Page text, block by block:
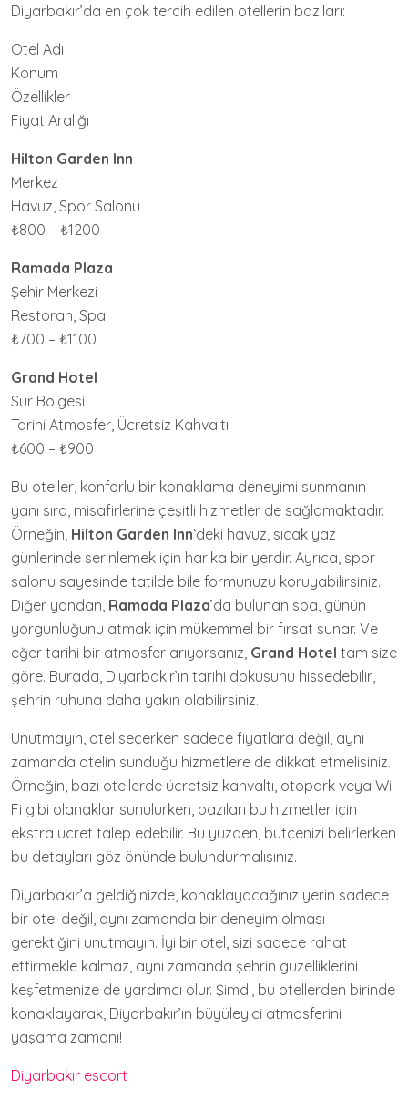
Diyarbakır’da en çok tercih edilen otellerin bazıları:
Otel Adı
Konum
Özellikler
Fiyat Aralığı
Hilton Garden Inn
Merkez
Havuz, Spor Salonu
₺800 – ₺1200
Ramada Plaza
Şehir Merkezi
Restoran, Spa
₺700 – ₺1100
Grand Hotel
Sur Bölgesi
Tarihi Atmosfer, Ücretsiz Kahvaltı
₺600 – ₺900
Bu oteller, konforlu bir konaklama deneyimi sunmanın
yanı sıra, misafirlerine çeşitli hizmetler de sağlamaktadır.
Örneğin, Hilton Garden Inn‘deki havuz, sıcak yaz
günlerinde serinlemek için harika bir yerdir. Ayrıca, spor
salonu sayesinde tatilde bile formunuzu koruyabilirsiniz.
Diğer yandan, Ramada Plaza’da bulunan spa, günün
yorgunluğunu atmak için mükemmel bir fırsat sunar. Ve
eğer tarihi bir atmosfer arıyorsanız, Grand Hotel tam size
göre. Burada, Diyarbakır’ın tarihi dokusunu hissedebilir,
şehrin ruhuna daha yakın olabilirsiniz.
Unutmayın, otel seçerken sadece fiyatlara değil, aynı
zamanda otelin sunduğu hizmetlere de dikkat etmelisiniz.
Örneğin, bazı otellerde ücretsiz kahvaltı, otopark veya Wi-
Fi gibi olanaklar sunulurken, bazıları bu hizmetler için
ekstra ücret talep edebilir. Bu yüzden, bütçenizi belirlerken
bu detayları göz önünde bulundurmalısınız.
Diyarbakır’a geldiğinizde, konaklayacağınız yerin sadece
bir otel değil, aynı zamanda bir deneyim olması
gerektiğini unutmayın. İyi bir otel, sizi sadece rahat
ettirmekle kalmaz, aynı zamanda şehrin güzelliklerini
keşfetmenize de yardımcı olur. Şimdi, bu otellerden birinde
konaklayarak, Diyarbakır’ın büyüleyici atmosferini
yaşama zamanı!
Diyarbakır escort